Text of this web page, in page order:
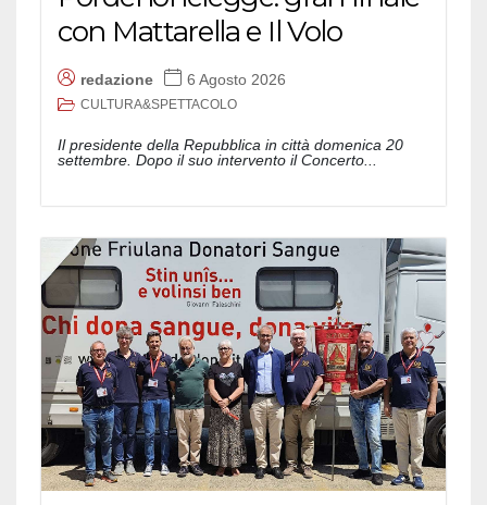
con Mattarella e Il Volo
redazione 6 Agosto 2026
CULTURA&SPETTACOLO
Il presidente della Repubblica in città domenica 20
settembre. Dopo il suo intervento il Concerto...